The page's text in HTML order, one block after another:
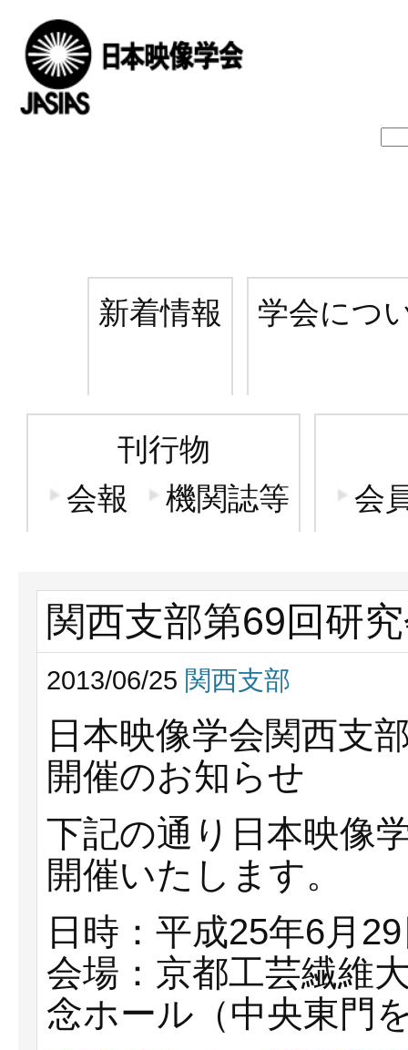
新着情報 学会につ
刊行物
会報
機関誌等 会
関西支部第69回研
2013/06/25 関西支部
日本映像学会関西支
開催のお知らせ
下記の通り日本映像
開催いたします。
日時：平成25年6月
会場：京都工芸繊維
念ホール（中央東門